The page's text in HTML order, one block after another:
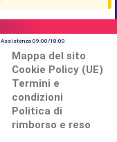
Assistenza 09:00/18:00
Mappa del sito
Cookie Policy (UE)
Termini e
condizioni
Politica di
rimborso e reso